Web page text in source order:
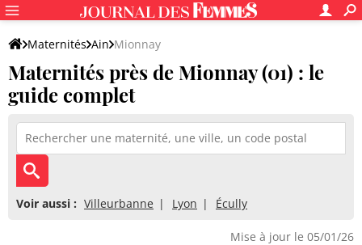
Maternités Ain Mionnay
Maternités près de Mionnay (01) : le
guide complet
Voir aussi : Villeurbanne Lyon Écully
Mise à jour le 05/01/26